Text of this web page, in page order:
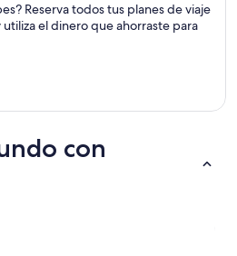
Reserva todos tus planes de viaje
el dinero que ahorraste para
con